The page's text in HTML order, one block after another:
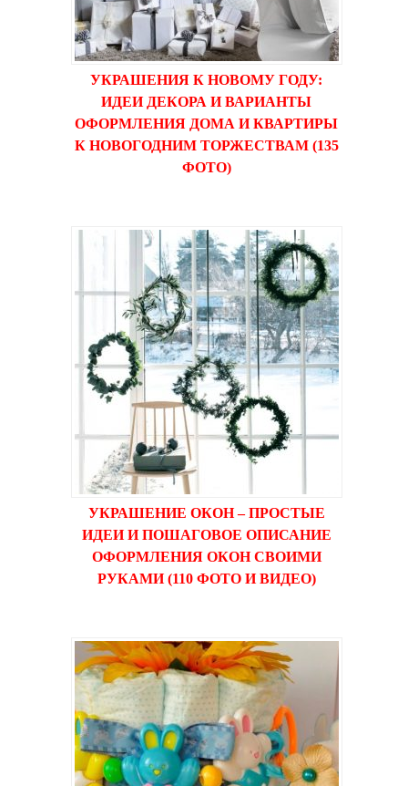
УКРАШЕНИЯ К НОВОМУ ГОДУ:
ИДЕИ ДЕКОРА И ВАРИАНТЫ
ОФОРМЛЕНИЯ ДОМА И КВАРТИРЫ
К НОВОГОДНИМ ТОРЖЕСТВАМ (135
ФОТО)
УКРАШЕНИЕ ОКОН – ПРОСТЫЕ
ИДЕИ И ПОШАГОВОЕ ОПИСАНИЕ
ОФОРМЛЕНИЯ ОКОН СВОИМИ
РУКАМИ (110 ФОТО И ВИДЕО)